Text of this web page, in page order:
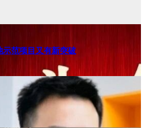
示范项目又有新突破